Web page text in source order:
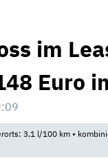
im
Euro
3,1 l/100 km •